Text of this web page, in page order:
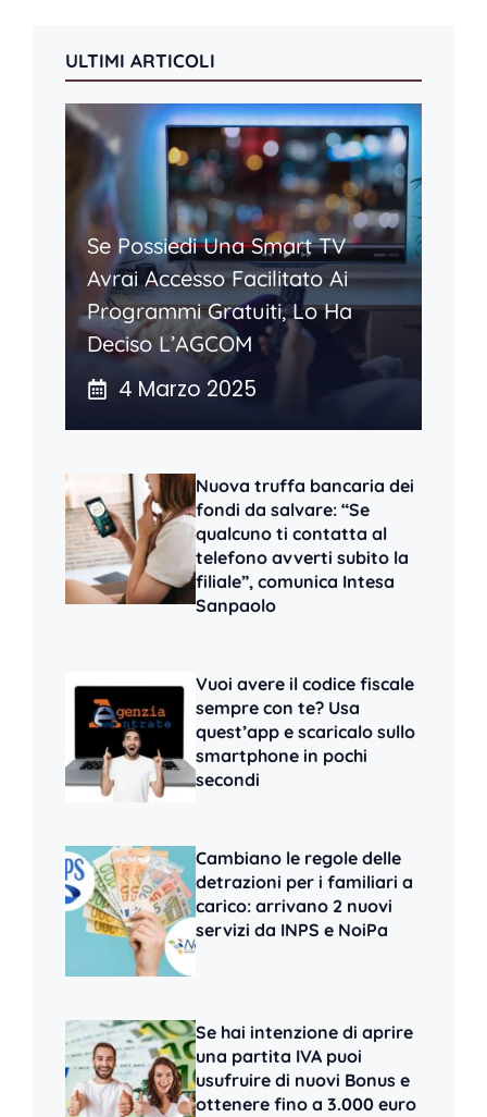
ULTIMI ARTICOLI
Se Possiedi Una Smart TV
Avrai Accesso Facilitato Ai
Programmi Gratuiti, Lo Ha
Deciso L’AGCOM
4 Marzo 2025
Nuova truffa bancaria dei
fondi da salvare: “Se
qualcuno ti contatta al
telefono avverti subito la
filiale”, comunica Intesa
Sanpaolo
Vuoi avere il codice fiscale
sempre con te? Usa
quest’app e scaricalo sullo
smartphone in pochi
secondi
Cambiano le regole delle
detrazioni per i familiari a
carico: arrivano 2 nuovi
servizi da INPS e NoiPa
Se hai intenzione di aprire
una partita IVA puoi
usufruire di nuovi Bonus e
ottenere fino a 3.000 euro